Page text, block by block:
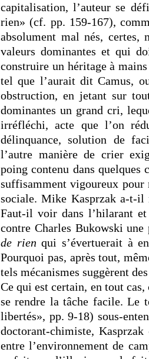
capitalisation, l’auteur se
rien» (cf. pp. 159-167),
absolument mal nés, certes,
valeurs dominantes et qui
construire un héritage à
tel que l’aurait dit Camus,
obstruction, en jetant sur
dominantes un grand cri,
irréfléchi, acte que l’on
délinquance, solution de
l’autre manière de crier
poing contenu dans quelques
suffisamment vigoureux pour
sociale. Mike Kasprzak a-t-il
Faut-il voir dans l’hilarant
contre Charles Bukowski
de rien qui s’évertuerait à
Pourquoi pas, après tout,
tels mécanismes suggèrent
Ce qui est certain, en tout cas,
se rendre la tâche facile. Le
libertés», pp. 9-18) sous-
doctorant-chimiste,
entre l’environnement de